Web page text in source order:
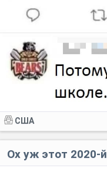
США
Ох уж этот 2020-й